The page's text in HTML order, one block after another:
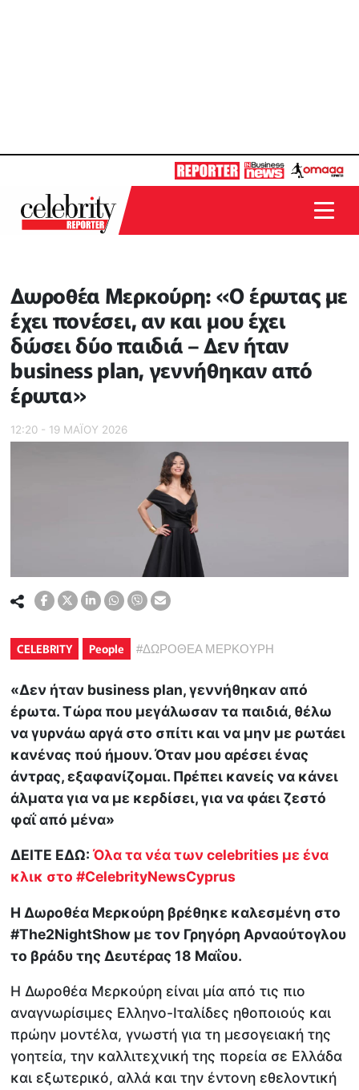
Δωροθέα Μερκούρη: «Ο έρωτας με
έχει πονέσει, αν και μου έχει
δώσει δύο παιδιά – Δεν ήταν
business plan, γεννήθηκαν από
έρωτα»
12:20 - 19 ΜΑΪ́ΟΥ 2026
CELEBRITY People #ΔΩΡΟΘΕΑ ΜΕΡΚΟΥΡΗ
«Δεν ήταν business plan, γεννήθηκαν από
έρωτα. Τώρα που μεγάλωσαν τα παιδιά, θέλω
να γυρνάω αργά στο σπίτι και να μην με ρωτάει
κανένας πού ήμουν. Όταν μου αρέσει ένας
άντρας, εξαφανίζομαι. Πρέπει κανείς να κάνει
άλματα για να με κερδίσει, για να φάει ζεστό
φαΐ από μένα»
ΔΕΙΤΕ ΕΔΩ:Όλα τα νέα των celebrities με ένα
κλικ στο #CelebrityNewsCyprus
Η Δωροθέα Μερκούρη βρέθηκε καλεσμένη στο
#The2NightShow με τον Γρηγόρη Αρναούτογλου
το βράδυ της Δευτέρας 18 Μαΐου.
Η Δωροθέα Μερκούρη είναι μία από τις πιο
αναγνωρίσιμες Ελληνο-Ιταλίδες ηθοποιούς και
πρώην μοντέλα, γνωστή για τη μεσογειακή της
γοητεία, την καλλιτεχνική της πορεία σε Ελλάδα
και εξωτερικό, αλλά και την έντονη εθελοντική